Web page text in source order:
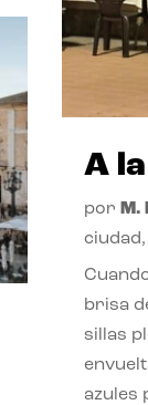
A
por M.
ciudad,
brisa
sillas
azules